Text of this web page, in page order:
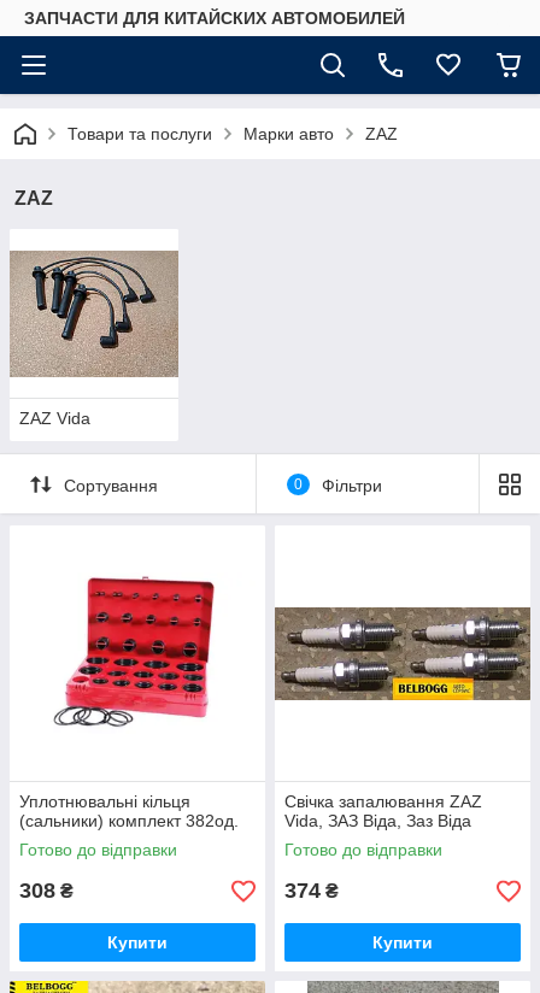
ЗАПЧАСТИ ДЛЯ КИТАЙСКИХ АВТОМОБИЛЕЙ
Товари та послуги Марки авто ZAZ
ZAZ
ZAZ Vida
Сортування 0 Фільтри
Уплотнювальні кільця
(сальники) комплект 382од.
Готово до відправки
308 ₴
Купити
Свічка запалювання ZAZ
Vida, ЗАЗ Віда, Заз Віда
Готово до відправки
374 ₴
Купити